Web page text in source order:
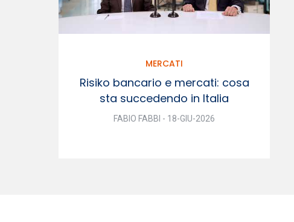
MERCATI
Risiko bancario e mercati: cosa
sta succedendo in Italia
FABIO FABBI - 18-GIU-2026